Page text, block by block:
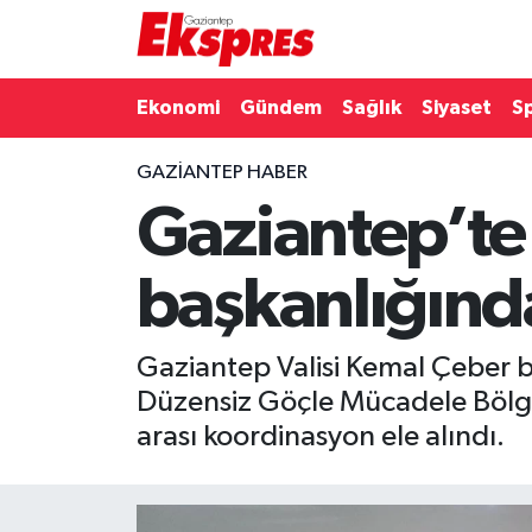
Ekonomi Gündem Sağlık Siyaset
GAZIANTEP HABER
Gaziantep Valisi Kemal Çeber
Düzensiz Göçle Mücadele
arası koordinasyon ele alındı.
Gaziantep son dakika
Gündem
Haberler
Puan Durumu ve Fikstür
Son Dakika Haberleri
Haber Arşivi